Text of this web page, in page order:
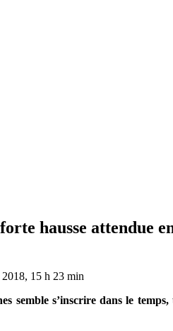
hausse attendue
15 h 23 min
semble s’inscrire dans le